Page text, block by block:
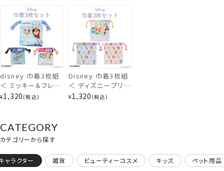
disney 巾着3枚組
＜ ミッキー＆フレン
ズ / ディズニープリ
リーズ ディズニー
粧美堂 SHOBIDO
¥1,320 税込
Disney 巾着3枚組
＜ ディズニープリン
セス ＞ DN43672
¥1,320 税込
CATEGORY
カテゴリーから探す
ャラクター 雑貨 ビューティーコスメ キッズ ペット用品